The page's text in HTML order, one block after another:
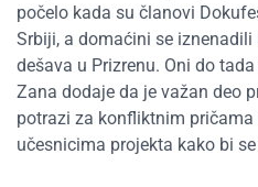
počelo kada su članovi
Srbiji, a domaćini se
dešava u Prizrenu. Oni do
Zana dodaje da je važan deo
potrazi za konfliktnim pričama
učesnicima projekta kako bi